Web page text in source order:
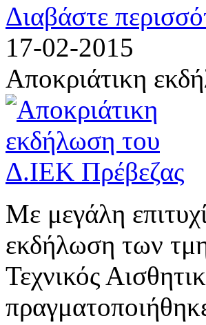
Διαβάστε
17-02-2015
Αποκριάτικη
Με μεγάλη
εκδήλωση των
Τεχνικός